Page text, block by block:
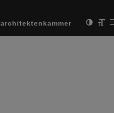
architektenkammer